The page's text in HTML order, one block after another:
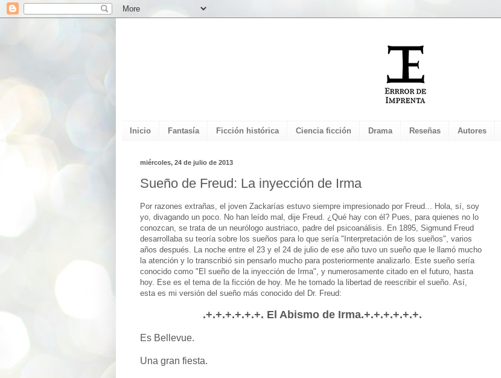
Inicio Fantasía Ficción histórica Ciencia ficción Drama Reseñas Autores
miércoles, 24 de julio de 2013
Sueño de Freud: La inyección de Irma
Por razones extrañas, el joven Zackarías estuvo siempre impresionado por Freud... Hola, sí, soy
yo, divagando un poco. No han leído mal, dije Freud. ¿Qué hay con él? Pues, para quienes no lo
conozcan, se trata de un neurólogo austriaco, padre del psicoanálisis. En 1895, Sigmund Freud
desarrollaba su teoría sobre los sueños para lo que sería "Interpretación de los sueños", varios
años después. La noche entre el 23 y el 24 de julio de ese año tuvo un sueño que le llamó mucho
la atención y lo transcribió sin pensarlo mucho para posteriormente analizarlo. Este sueño sería
conocido como "El sueño de la inyección de Irma", y numerosamente citado en el futuro, hasta
hoy. Ese es el tema de la ficción de hoy. Me he tomado la libertad de reescribir el sueño. Así,
esta es mi versión del sueño más conocido del Dr. Freud:
.+.+.+.+.+.+. El Abismo de Irma.+.+.+.+.+.+.
Es Bellevue.
Una gran fiesta.